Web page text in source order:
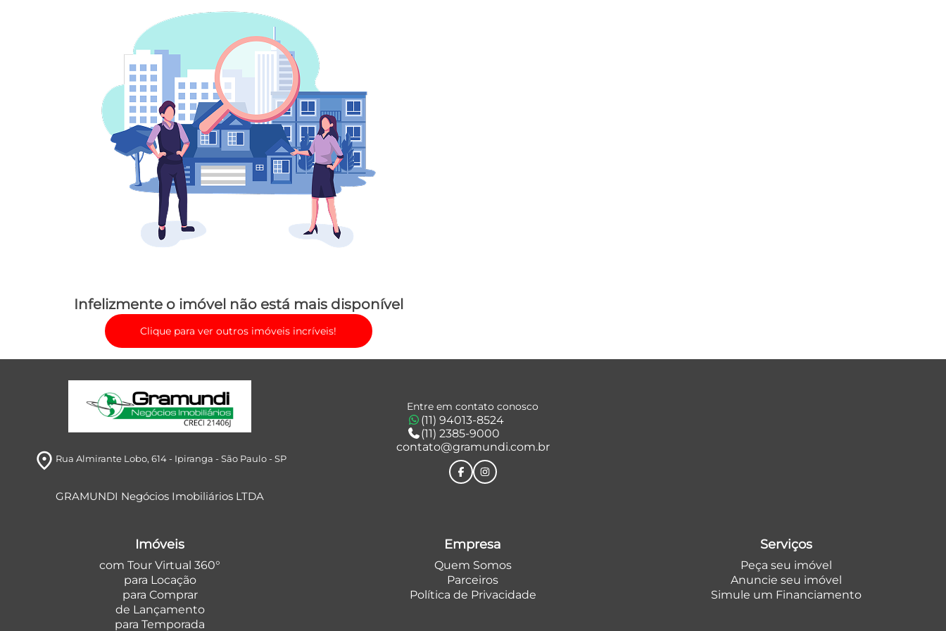
Infelizmente o imóvel não está mais disponível
Clique para ver outros imóveis incríveis!
room Rua Almirante Lobo, 614- Ipiranga - São Paulo- SP
GRAMUNDI Negócios Imobiliários LTDA
Entre em contato conosco
(11) 94013-8524
(11) 2385-9000
contato@gramundi.com.br
Imóveis
com Tour Virtual 360°
para Locação
para Comprar
de Lançamento
para Temporada
Empresa
Quem Somos
Parceiros
Política de Privacidade
Serviços
Peça seu imóvel
Anuncie seu imóvel
Simule um Financiamento